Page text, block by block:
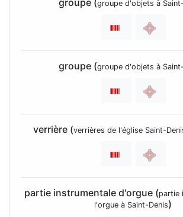
groupe (groupe d'objets à
groupe (groupe d'objets à
verrière (verrières de l'église Saint-
partie instrumentale d'orgue (partie
l'orgue à Saint-Denis)